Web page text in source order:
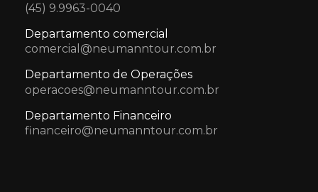
(45) 9.9963-0040
Departamento comercial
comercial@neumanntour.com.br
Departamento de Operações
operacoes@neumanntour.com.br
Departamento Financeiro
financeiro@neumanntour.com.br